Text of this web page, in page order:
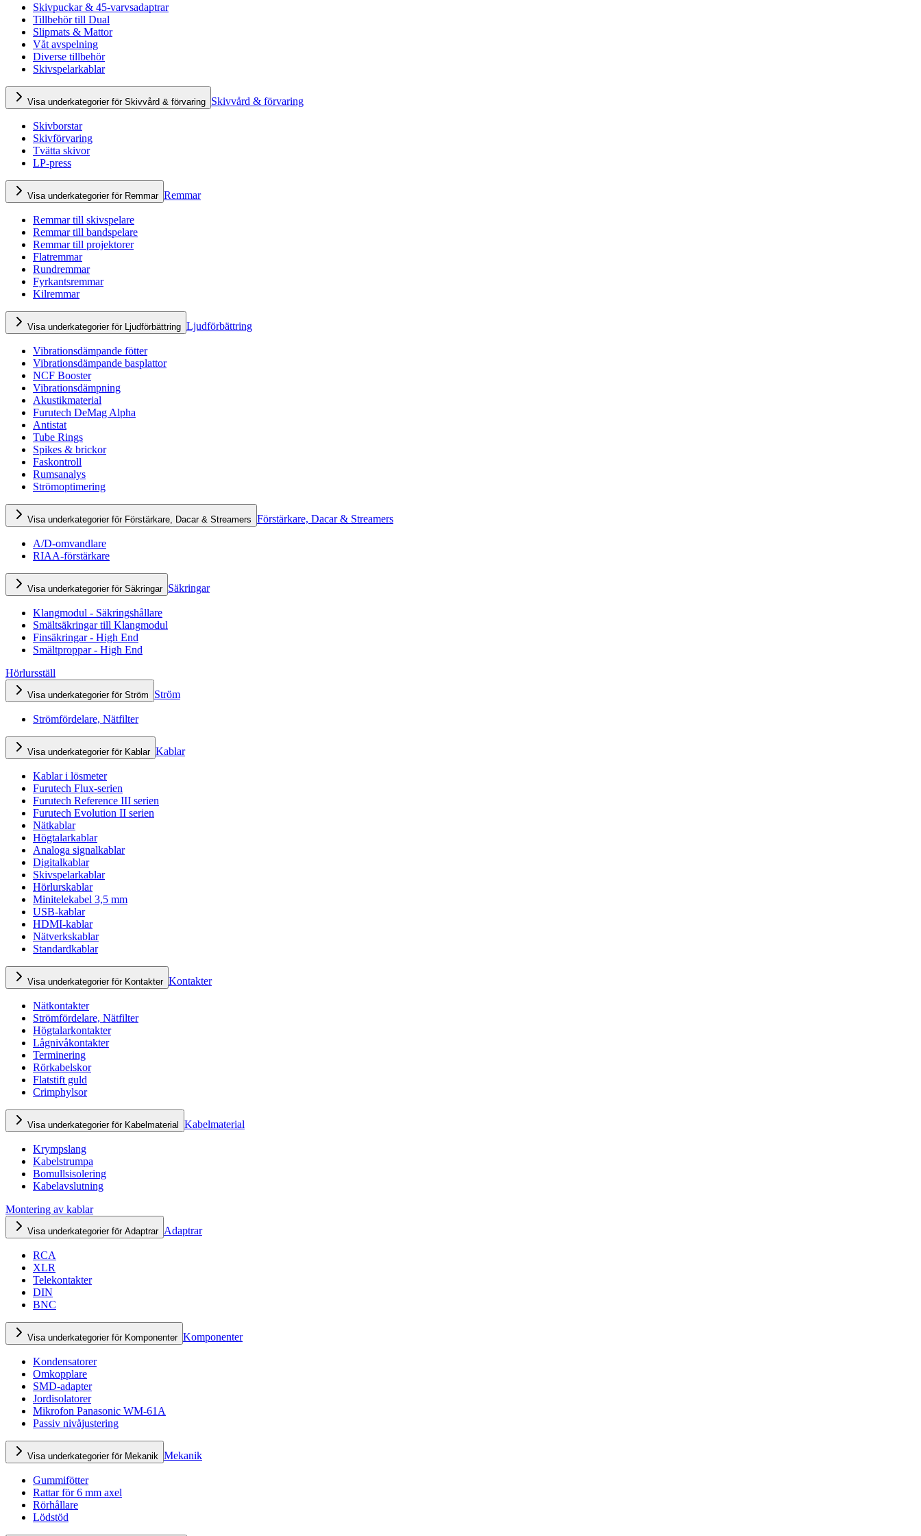
Skivpuckar & 45-varvsadaptrar
Tillbehör till Dual
Slipmats & Mattor
Våt avspelning
Diverse tillbehör
Skivspelarkablar
Visa underkategorier för Skivvård & förvaring Skivvård & förvaring
Skivborstar
Skivförvaring
Tvätta skivor
LP-press
Visa underkategorier för Remmar Remmar
Remmar till skivspelare
Remmar till bandspelare
Remmar till projektorer
Flatremmar
Rundremmar
Fyrkantsremmar
Kilremmar
Visa underkategorier för Ljudförbättring Ljudförbättring
Vibrationsdämpande fötter
Vibrationsdämpande basplattor
NCF Booster
Vibrationsdämpning
Akustikmaterial
Furutech DeMag Alpha
Antistat
Tube Rings
Spikes & brickor
Faskontroll
Rumsanalys
Strömoptimering
Visa underkategorier för Förstärkare, Dacar & Streamers Förstärkare, Dacar & Streamers
A/D-omvandlare
RIAA-förstärkare
Visa underkategorier för Säkringar Säkringar
Klangmodul - Säkringshållare
Smältsäkringar till Klangmodul
Finsäkringar - High End
Smältproppar - High End
Hörlursställ
Visa underkategorier för Ström Ström
Strömfördelare, Nätfilter
Visa underkategorier för Kablar Kablar
Kablar i lösmeter
Furutech Flux-serien
Furutech Reference III serien
Furutech Evolution II serien
Nätkablar
Högtalarkablar
Analoga signalkablar
Digitalkablar
Skivspelarkablar
Hörlurskablar
Minitelekabel 3,5 mm
USB-kablar
HDMI-kablar
Nätverkskablar
Standardkablar
Visa underkategorier för Kontakter Kontakter
Nätkontakter
Strömfördelare, Nätfilter
Högtalarkontakter
Lågnivåkontakter
Terminering
Rörkabelskor
Flatstift guld
Crimphylsor
Visa underkategorier för Kabelmaterial Kabelmaterial
Krympslang
Kabelstrumpa
Bomullsisolering
Kabelavslutning
Montering av kablar
Visa underkategorier för Adaptrar Adaptrar
RCA
XLR
Telekontakter
DIN
BNC
Visa underkategorier för Komponenter Komponenter
Kondensatorer
Omkopplare
SMD-adapter
Jordisolatorer
Mikrofon Panasonic WM-61A
Passiv nivåjustering
Visa underkategorier för Mekanik Mekanik
Gummifötter
Rattar för 6 mm axel
Rörhållare
Lödstöd